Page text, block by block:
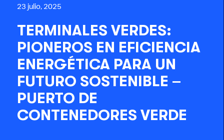
23 julio, 2025
TERMINALES VERDES:
PIONEROS EN EFICIENCIA
ENERGÉTICA PARA UN
FUTURO SOSTENIBLE –
PUERTO DE
CONTENEDORES VERDE